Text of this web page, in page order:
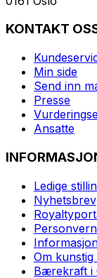
KONTAKT
Min side
Send inn
Presse
Ansatte
Ledige
Nyhetsbrev
Personvern
Om kunstig
Bærekraft i